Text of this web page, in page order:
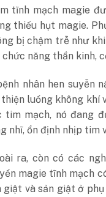
tĩnh mạch magie
thiếu hụt magie.
bị chậm trễ như
năng thần kinh,
nhân hen suyễn
luồng không khí
tim mạch, nó đang
nhĩ, ổn định nhịp tim
ra, còn có các
magie tĩnh mạch
giật và sản giật ở